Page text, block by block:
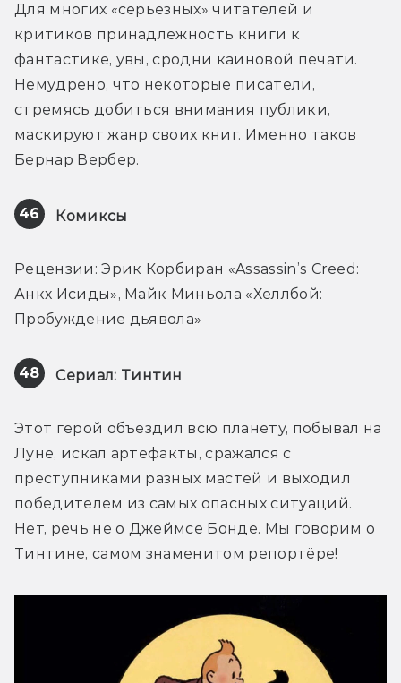
Для многих «серьёзных» читателей и
критиков принадлежность книги к
фантастике, увы, сродни каиновой печати.
Немудрено, что некоторые писатели,
стремясь добиться внимания публики,
маскируют жанр своих книг. Именно таков
Бернар Вербер.
46 Комиксы
Рецензии: Эрик Корбиран «Assassin’s Creed:
Анкх Исиды», Майк Миньола «Хеллбой:
Пробуждение дьявола»
48 Сериал: Тинтин
Этот герой объездил всю планету, побывал на
Луне, искал артефакты, сражался с
преступниками разных мастей и выходил
победителем из самых опасных ситуаций.
Нет, речь не о Джеймсе Бонде. Мы говорим о
Тинтине, самом знаменитом репортёре!